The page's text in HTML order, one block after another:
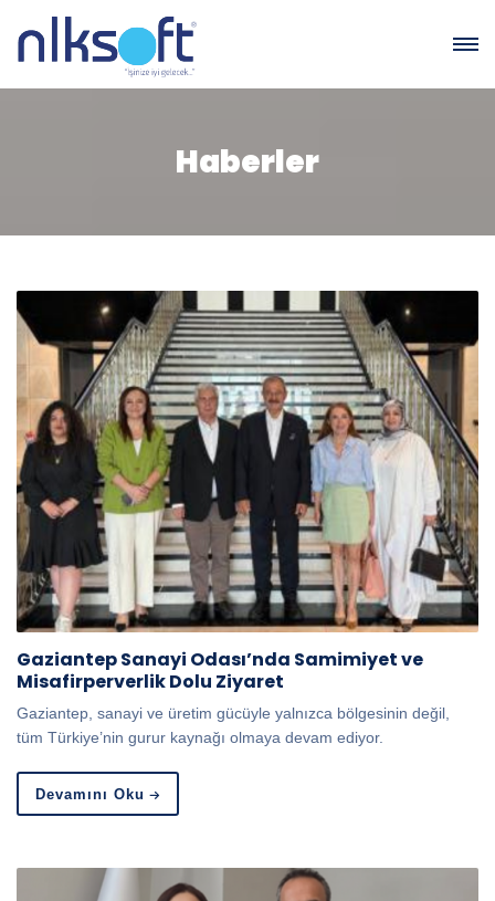
Haberler
Gaziantep Sanayi Odası’nda Samimiyet ve
Misafirperverlik Dolu Ziyaret
Gaziantep, sanayi ve üretim gücüyle yalnızca bölgesinin değil,
tüm Türkiye’nin gurur kaynağı olmaya devam ediyor.
Devamını Oku